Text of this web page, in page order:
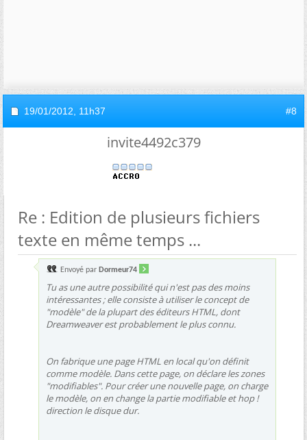
19/01/2012, 11h37 #8
invite4492c379
Re : Edition de plusieurs fichiers
texte en même temps ...
Envoyé par Dormeur74
Tu as une autre possibilité qui n'est pas des moins
intéressantes ; elle consiste à utiliser le concept de
"modèle" de la plupart des éditeurs HTML, dont
Dreamweaver est probablement le plus connu.
On fabrique une page HTML en local qu'on définit
comme modèle. Dans cette page, on déclare les zones
"modifiables". Pour créer une nouvelle page, on charge
le modèle, on en change la partie modifiable et hop !
direction le disque dur.